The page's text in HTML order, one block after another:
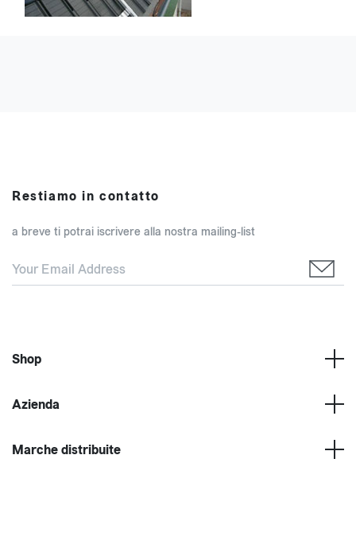
Restiamo in contatto
a breve ti potrai iscrivere alla nostra mailing-list
Shop
Azienda
Marche distribuite